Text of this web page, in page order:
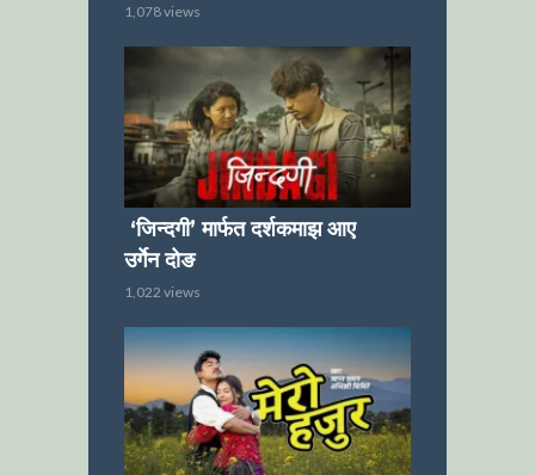
1,078 views
‘जिन्दगी’ मार्फत दर्शकमाझ आए
उर्गेन दोङ
1,022 views